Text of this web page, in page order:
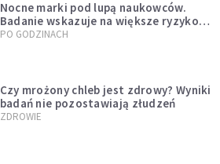
Nocne marki pod lupą naukowców.
Badanie wskazuje na większe ryzyko
zawału
PO GODZINACH
Czy mrożony chleb jest zdrowy? Wyniki
badań nie pozostawiają złudzeń
ZDROWIE